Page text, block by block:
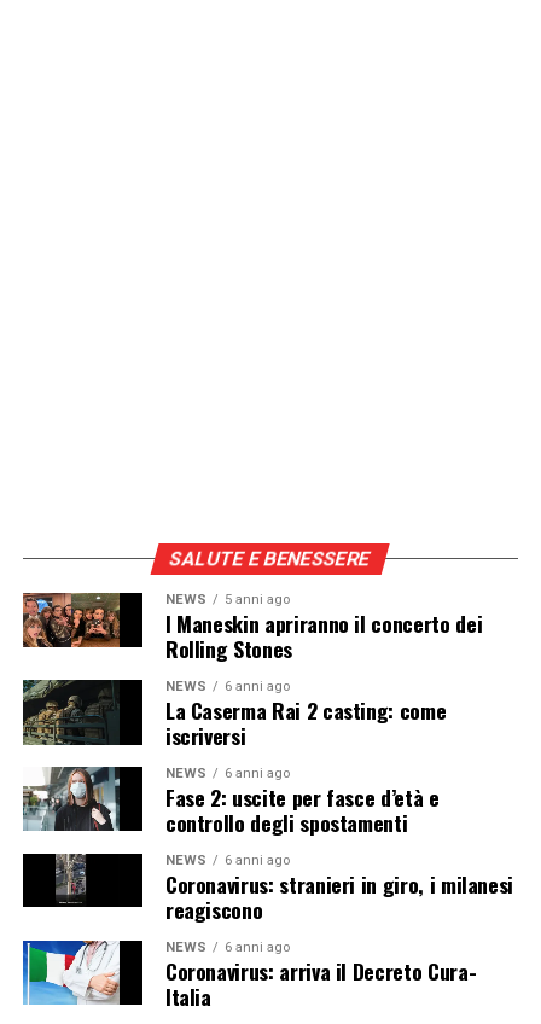
SALUTE E BENESSERE
NEWS 5 anni ago
I Maneskin apriranno il concerto dei
Rolling Stones
NEWS 6 anni ago
La Caserma Rai 2 casting: come
iscriversi
NEWS 6 anni ago
Fase 2: uscite per fasce d’età e
controllo degli spostamenti
NEWS 6 anni ago
Coronavirus: stranieri in giro, i milanesi
reagiscono
NEWS 6 anni ago
Coronavirus: arriva il Decreto Cura-
Italia